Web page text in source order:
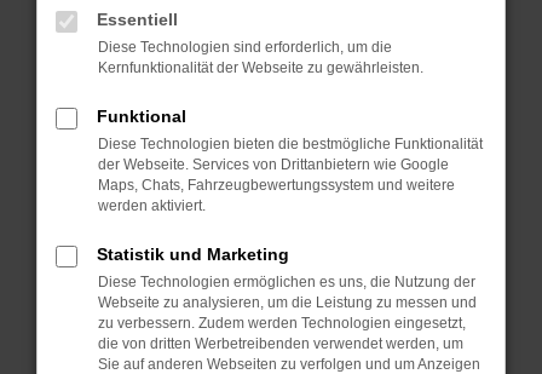
können das Laden bestimmter Seiten
verhindern. Funktioniert die Seite in einem
anderen Browser oder in einem privaten
Starte dein Gerät neu.
Das kann manchmal helfen, vorübergehende
Probleme zu beheben.
Betriebssystem auf dem neuesten Stand
sind.
Veraltete Software birgt nicht nur ein
Sicherheitsrisiko, sondern kann auch dazu
führen, dass bestimmte Funktionen nicht mehr
Essentiell
Diese Technologien sind erforderlich, um die
Kernfunktionalität der Webseite zu gewährleisten.
Funktional
Diese Technologien bieten die bestmögliche Funktionalität
der Webseite. Services von Drittanbietern wie Google
Maps, Chats, Fahrzeugbewertungssystem und weitere
werden aktiviert.
Statistik und Marketing
Diese Technologien ermöglichen es uns, die Nutzung der
Webseite zu analysieren, um die Leistung zu messen und
zu verbessern. Zudem werden Technologien eingesetzt,
die von dritten Werbetreibenden verwendet werden, um
Sie auf anderen Webseiten zu verfolgen und um Anzeigen